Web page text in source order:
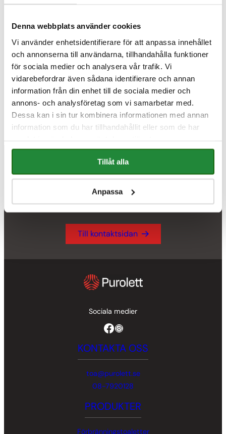
Denna webbplats använder cookies
Vi använder enhetsidentifierare för att anpassa innehållet
och annonserna till användarna, tillhandahålla funktioner
för sociala medier och analysera vår trafik. Vi
vidarebefordrar även sådana identifierare och annan
information från din enhet till de sociala medier och
annons- och analysföretag som vi samarbetar med.
Dessa kan i sin tur kombinera informationen med annan
information som du har tillhandahållit eller som de har
Tillåt alla
Anpassa
FLER INLÄGG
Bäst i test 2026: Purolett
Eco Elit
2026-
04-17
Har du några frågor om våra produkter
eller installation?
Du är varmt välkommen att höra av dig.
Till kontaktsidan
Sociala medier
Facebook Instagram
KONTAKTA OSS
toa@purolett.se
08-7920128
PRODUKTER
Förbränningstoaletter